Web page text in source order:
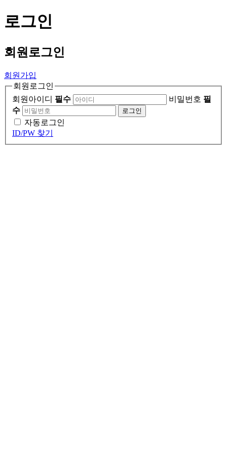
로그인
회원 로그인
회원가입
회원로그인
회원아이디 필수 비밀번호 필
수
로그인
자동로그인
ID/PW 찾기